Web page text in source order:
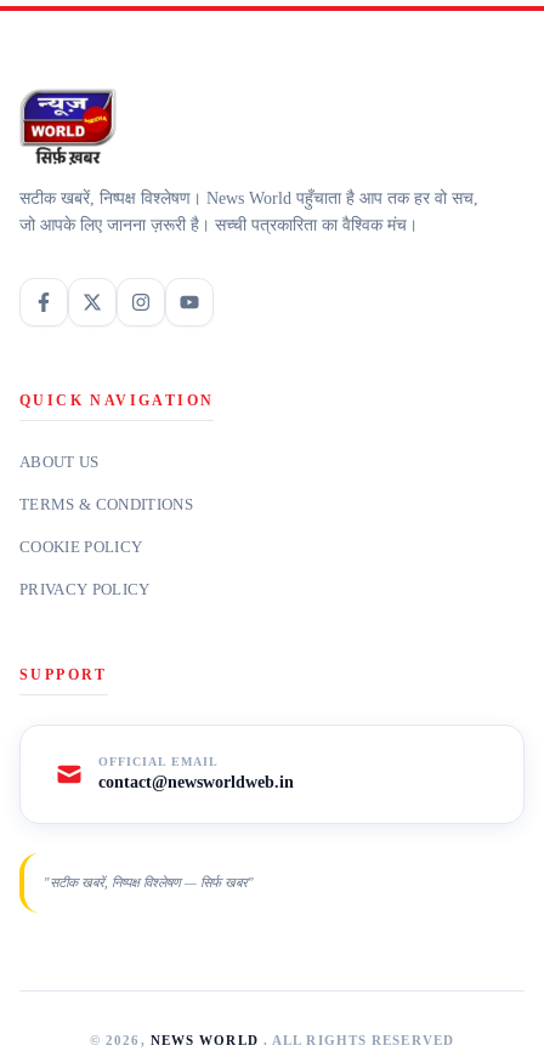
सटीक खबरें, निष्पक्ष विश्लेषण। News World पहुँचाता है आप तक हर वो सच,
जो आपके लिए जानना ज़रूरी है। सच्ची पत्रकारिता का वैश्विक मंच।
QUICK NAVIGATION
ABOUT US
TERMS & CONDITIONS
COOKIE POLICY
PRIVACY POLICY
SUPPORT
OFFICIAL EMAIL
contact@newsworldweb.in
"सटीक खबरें, निष्पक्ष विश्लेषण — सिर्फ खबर"
© 2026, NEWS WORLD . ALL RIGHTS RESERVED